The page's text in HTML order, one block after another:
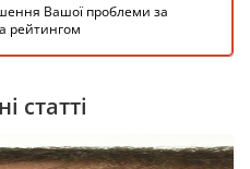
Вашої проблеми за
рейтингом
статті